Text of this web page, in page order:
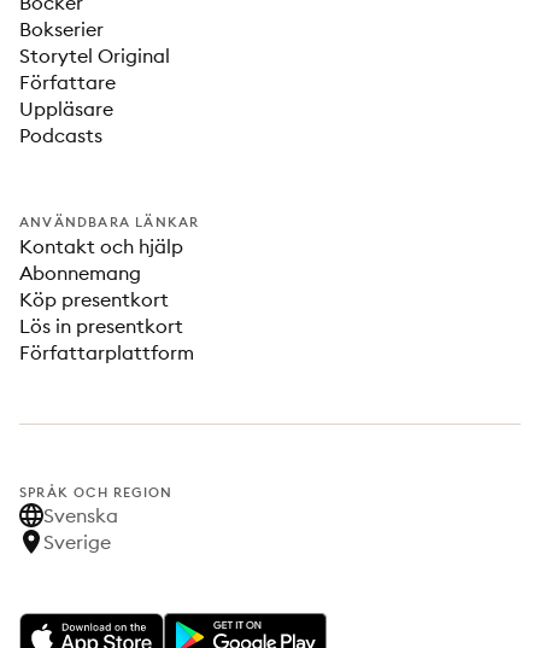
Bokserier
Storytel Original
Författare
Uppläsare
Podcasts
ANVÄNDBARA LÄNKAR
Kontakt och hjälp
Abonnemang
Köp presentkort
Lös in presentkort
Författarplattform
SPRÅK OCH REGION
Svenska
Sverige